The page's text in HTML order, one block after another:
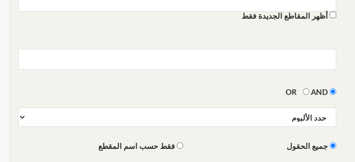
أظهر المقاطع الجديدة فقط
OR
AND
جميع الحقول فقط حسب اسم المقطع